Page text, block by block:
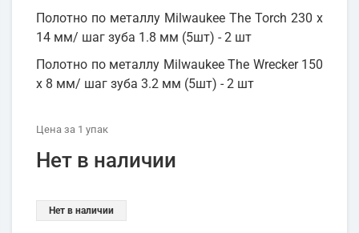
Полотно по металлу Milwaukee The Torch 230 x
14 мм/ шаг зуба 1.8 мм (5шт) - 2 шт
Полотно по металлу Milwaukee The Wrecker 150
x 8 мм/ шаг зуба 3.2 мм (5шт) - 2 шт
Цена за 1 упак
Нет в наличии
Нет в наличии